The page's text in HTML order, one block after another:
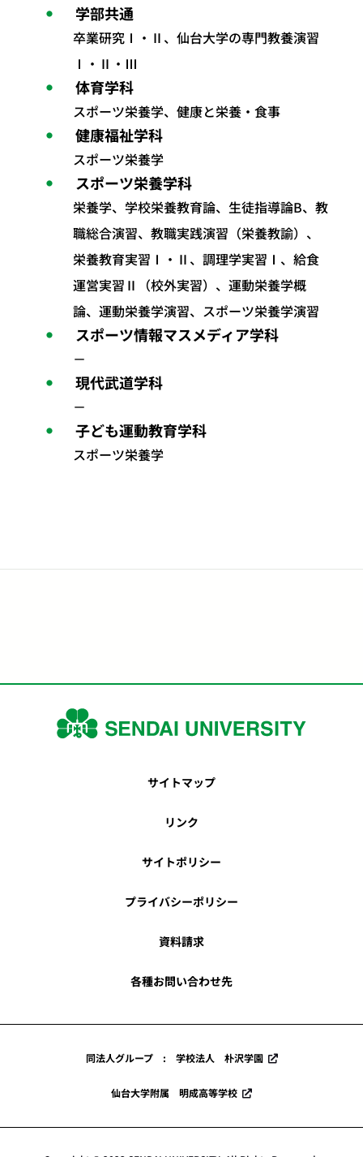
学部共通
卒業研究Ⅰ・Ⅱ、仙台大学の専門教養演習
Ⅰ・Ⅱ・Ⅲ
体育学科
スポーツ栄養学、健康と栄養・食事
健康福祉学科
スポーツ栄養学
スポーツ栄養学科
栄養学、学校栄養教育論、生徒指導論B、教
職総合演習、教職実践演習（栄養教諭）、
栄養教育実習Ⅰ・Ⅱ、調理学実習Ⅰ、給食
運営実習Ⅱ（校外実習）、運動栄養学概
論、運動栄養学演習、スポーツ栄養学演習
スポーツ情報マスメディア学科
－
現代武道学科
－
子ども運動教育学科
スポーツ栄養学
サイトマップ
リンク
サイトポリシー
プライバシーポリシー
資料請求
各種お問い合わせ先
同法人グループ : 学校法人 朴沢学園
仙台大学附属 明成高等学校